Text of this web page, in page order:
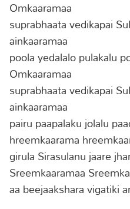
Omkaaramaa
suprabhaata vedikapai
ainkaaramaa
poola yedalalo pulakalu
Omkaaramaa
suprabhaata vedikapai
ainkaaramaa
pairu paapalaku jolalu
hreemkaarama
girula Sirasulanu jaare
Sreemkaaramaa
aa beejaakshara vigatiki